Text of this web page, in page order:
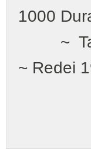
1000
~
~ Redei